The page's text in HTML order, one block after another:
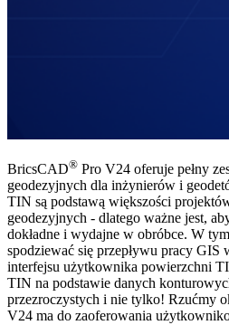
BricsCAD® Pro V24 oferuje pełny
geodezyjnych dla inżynierów i
TIN są podstawą większości
geodezyjnych - dlatego ważne jest,
dokładne i wydajne w obróbce. W
spodziewać się przepływu pracy GIS
interfejsu użytkownika powierzchni
TIN na podstawie danych
przezroczystych i nie tylko! Rzućmy
V24 ma do zaoferowania